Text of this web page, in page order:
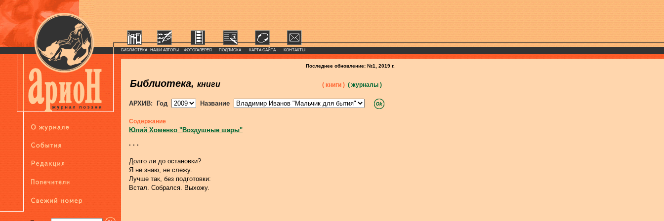
БИБЛИОТЕКА НАШИ АВТОРЫ ФОТОГАЛЕРЕЯ ПОДПИСКА КАРТА САЙТА КОНТАКТЫ
Последнее обновление: №1, 2019 г.
Библиотека, книги ( книги ) ( журналы )
АРХИВ: Год Название
Содержание
Юлий Хоменко "Воздушные шары"
. . .
Долго ли до остановки?
Я не знаю, не слежу.
Лучше так, без подготовки:
Встал. Собрался. Выхожу.